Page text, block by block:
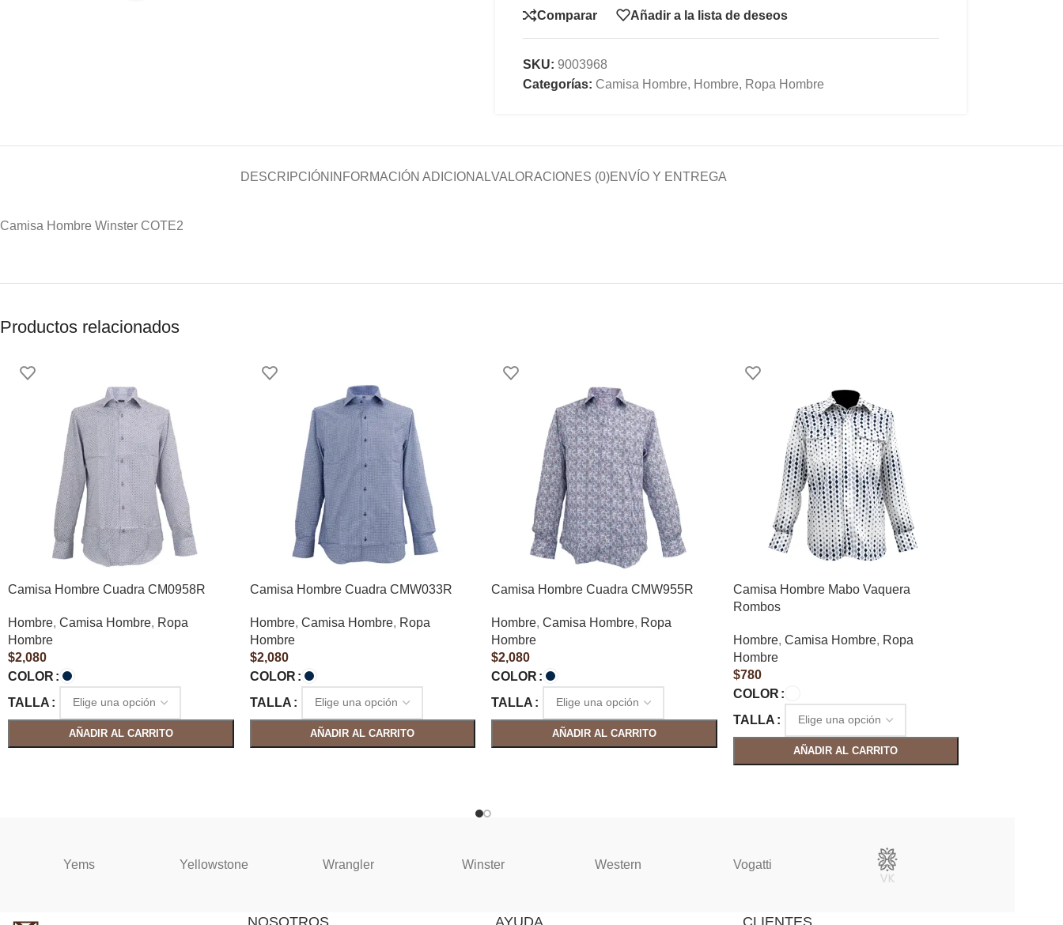
Comparar Añadir a la lista de deseos
SKU: 9003968
Categorías: Camisa Hombre, Hombre, Ropa Hombre
DESCRIPCIÓN INFORMACIÓN ADICIONALVALORACIONES (0)ENVÍO Y ENTREGA
Camisa Hombre Winster COTE2
Productos relacionados
Camisa Hombre Cuadra CM0958R
Hombre, Camisa Hombre, Ropa
Hombre
$2,080
COLOR
TALLA
AÑADIR AL CARRITO
Camisa Hombre Cuadra CMW033R
Hombre, Camisa Hombre, Ropa
Hombre
$2,080
COLOR
TALLA
AÑADIR AL CARRITO
Camisa Hombre Cuadra CMW955R
Hombre, Camisa Hombre, Ropa
Hombre
$2,080
COLOR
TALLA
AÑADIR AL CARRITO
Camisa Hombre Mabo Vaquera
Rombos
Hombre, Camisa Hombre, Ropa
Hombre
$780
COLOR
TALLA
AÑADIR AL CARRITO
Yems Yellowstone Wrangler Winster Western Vogatti
NOSOTROS AYUDA CLIENTES